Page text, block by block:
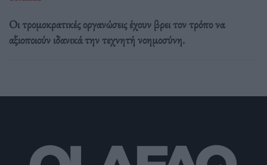
Οι τρομοκρατικές οργανώσεις έχουν βρει τον τρόπο να
αξιοποιούν ιδανικά την τεχνητή νοημοσύνη.